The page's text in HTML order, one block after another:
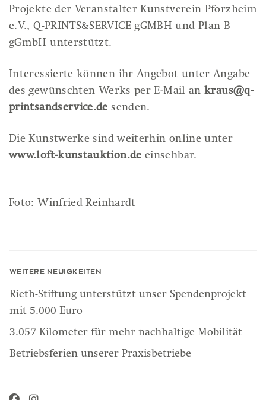
Projekte der Veranstalter Kunstverein Pforzheim
e.V., Q-PRINTS&SERVICE gGMBH und Plan B
gGmbH unterstützt.
Interessierte können ihr Angebot unter Angabe
des gewünschten Werks per E-Mail ankraus@q-
printsandservice.de senden.
Die Kunstwerke sind weiterhin online unter
www.loft-kunstauktion.de einsehbar.
Foto: Winfried Reinhardt
Weitere Neuigkeiten
Rieth-Stiftung unterstützt unser Spendenprojekt
mit 5.000 Euro
3.057 Kilometer für mehr nachhaltige Mobilität
Betriebsferien unserer Praxisbetriebe